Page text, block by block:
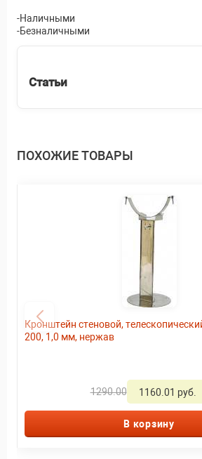
-Наличными
-Безналичными
Статьи
ПОХОЖИЕ ТОВАРЫ
Кронштейн стеновой,
200, 1,0 мм, нержав
1290.00 1160.01 руб.
В корзину